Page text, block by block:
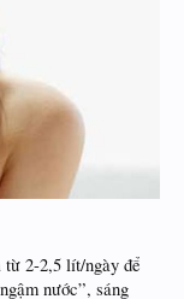
2-2,5 lít/ngày để
nước”, sáng